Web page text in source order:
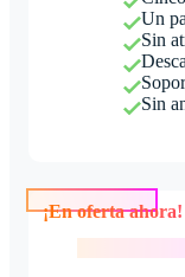
Un
Sin
Sin